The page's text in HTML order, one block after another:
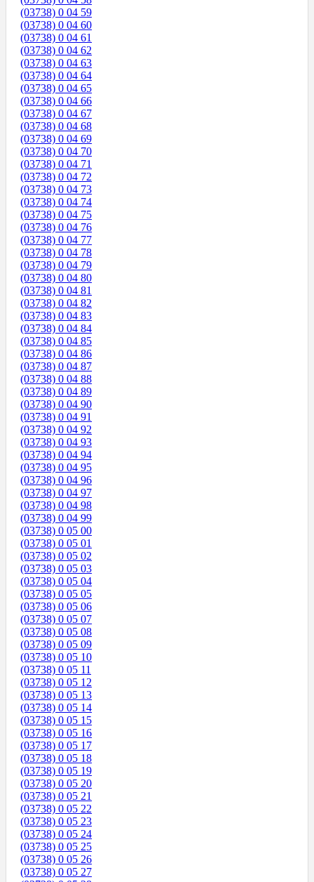
(03738) 0 04 59
(03738) 0 04 60
(03738) 0 04 61
(03738) 0 04 62
(03738) 0 04 63
(03738) 0 04 64
(03738) 0 04 65
(03738) 0 04 66
(03738) 0 04 67
(03738) 0 04 68
(03738) 0 04 69
(03738) 0 04 70
(03738) 0 04 71
(03738) 0 04 72
(03738) 0 04 73
(03738) 0 04 74
(03738) 0 04 75
(03738) 0 04 76
(03738) 0 04 77
(03738) 0 04 78
(03738) 0 04 79
(03738) 0 04 80
(03738) 0 04 81
(03738) 0 04 82
(03738) 0 04 83
(03738) 0 04 84
(03738) 0 04 85
(03738) 0 04 86
(03738) 0 04 87
(03738) 0 04 88
(03738) 0 04 89
(03738) 0 04 90
(03738) 0 04 91
(03738) 0 04 92
(03738) 0 04 93
(03738) 0 04 94
(03738) 0 04 95
(03738) 0 04 96
(03738) 0 04 97
(03738) 0 04 98
(03738) 0 04 99
(03738) 0 05 00
(03738) 0 05 01
(03738) 0 05 02
(03738) 0 05 03
(03738) 0 05 04
(03738) 0 05 05
(03738) 0 05 06
(03738) 0 05 07
(03738) 0 05 08
(03738) 0 05 09
(03738) 0 05 10
(03738) 0 05 11
(03738) 0 05 12
(03738) 0 05 13
(03738) 0 05 14
(03738) 0 05 15
(03738) 0 05 16
(03738) 0 05 17
(03738) 0 05 18
(03738) 0 05 19
(03738) 0 05 20
(03738) 0 05 21
(03738) 0 05 22
(03738) 0 05 23
(03738) 0 05 24
(03738) 0 05 25
(03738) 0 05 26
(03738) 0 05 27